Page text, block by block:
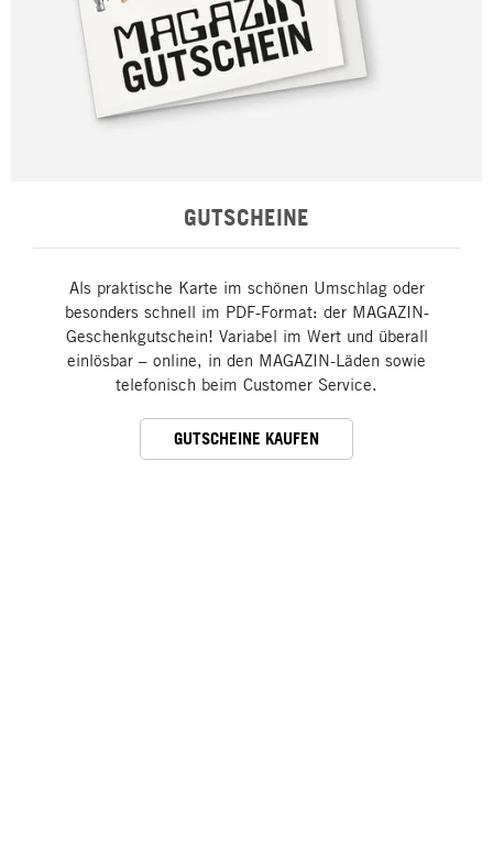
GUTSCHEINE
Als praktische Karte im schönen Umschlag oder
besonders schnell im PDF-Format: der MAGAZIN-
Geschenkgutschein! Variabel im Wert und überall
einlösbar – online, in den MAGAZIN-Läden sowie
telefonisch beim Customer Service.
GUTSCHEINE KAUFEN